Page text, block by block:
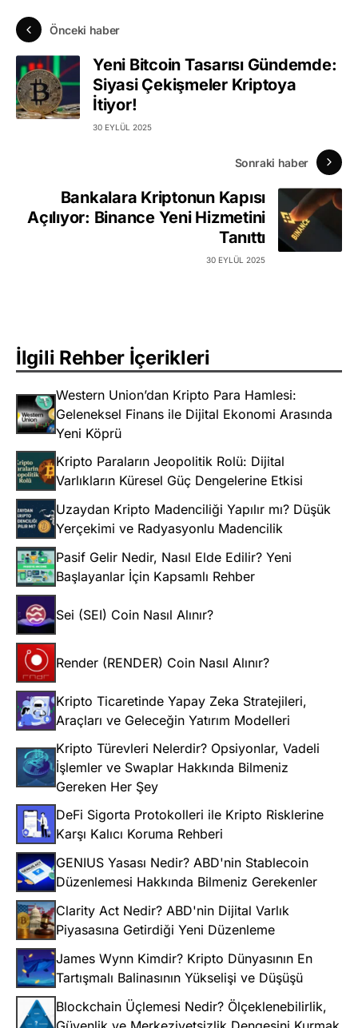
Önceki haber
Yeni Bitcoin Tasarısı Gündemde:
Siyasi Çekişmeler Kriptoya
İtiyor!
30 EYLÜL 2025
Sonraki haber
Bankalara Kriptonun Kapısı
Açılıyor: Binance Yeni Hizmetini
Tanıttı
30 EYLÜL 2025
İlgili Rehber İçerikleri
Western Union’dan Kripto Para Hamlesi:
Geleneksel Finans ile Dijital Ekonomi Arasında
Yeni Köprü
Kripto Paraların Jeopolitik Rolü: Dijital
Varlıkların Küresel Güç Dengelerine Etkisi
Uzaydan Kripto Madenciliği Yapılır mı? Düşük
Yerçekimi ve Radyasyonlu Madencilik
Pasif Gelir Nedir, Nasıl Elde Edilir? Yeni
Başlayanlar İçin Kapsamlı Rehber
Sei (SEI) Coin Nasıl Alınır?
Render (RENDER) Coin Nasıl Alınır?
Kripto Ticaretinde Yapay Zeka Stratejileri,
Araçları ve Geleceğin Yatırım Modelleri
Kripto Türevleri Nelerdir? Opsiyonlar, Vadeli
İşlemler ve Swaplar Hakkında Bilmeniz
Gereken Her Şey
DeFi Sigorta Protokolleri ile Kripto Risklerine
Karşı Kalıcı Koruma Rehberi
GENIUS Yasası Nedir? ABD'nin Stablecoin
Düzenlemesi Hakkında Bilmeniz Gerekenler
Clarity Act Nedir? ABD'nin Dijital Varlık
Piyasasına Getirdiği Yeni Düzenleme
James Wynn Kimdir? Kripto Dünyasının En
Tartışmalı Balinasının Yükselişi ve Düşüşü
Blockchain Üçlemesi Nedir? Ölçeklenebilirlik,